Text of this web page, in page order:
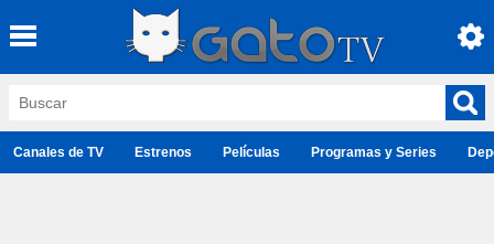
Canales de TV Estrenos Películas Programas y Series